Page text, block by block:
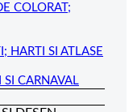
COLORAT;
HARTI SI ATLASE
SI CARNAVAL